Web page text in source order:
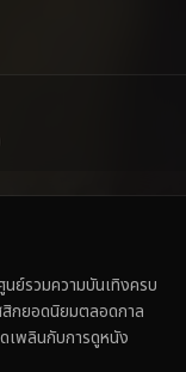
ย์รวมความบันเทิงครบ
สิกยอดนิยมตลอดกาล
เพลินกับการดูหนัง